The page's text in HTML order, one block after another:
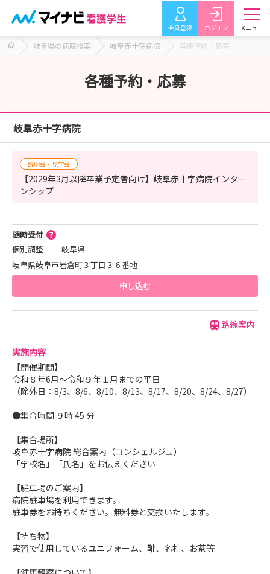
会員登録 ログイン メニュー
岐阜県の病院検索 岐阜赤十字病院 各種予約・応募
各種予約・応募
岐阜赤十字病院
説明会・見学会
【2029年3月以降卒業予定者向け】岐阜赤十字病院インター
ンシップ
随時受付
個別調整
岐阜県
岐阜県岐阜市岩倉町３丁目３６番地
申し込む
路線案内
実施内容
【開催期間】
令和８年6月～令和９年１月までの平日
（除外日：8/3、8/6、8/10、8/13、8/17、8/20、8/24、8/27）
●集合時間 ９時 45 分
【集合場所】
岐阜赤十字病院 総合案内（コンシェルジュ）
「学校名」「氏名」をお伝えください
【駐車場のご案内】
病院駐車場を利用できます。
駐車券をお持ちください。無料券と交換いたします。
【持ち物】
実習で使用しているユニフォーム、靴、名札、お茶等